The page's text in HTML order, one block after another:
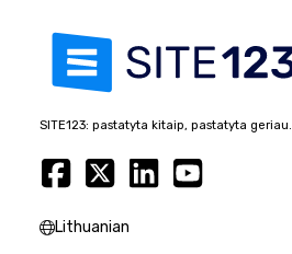
SITE123: pastatyta kitaip, pastatyta geriau.
Lithuanian